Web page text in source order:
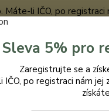
Máte-li IČO, po
Sleva 5% pro
Zaregistrujte se a
IČO, po registraci nám jej